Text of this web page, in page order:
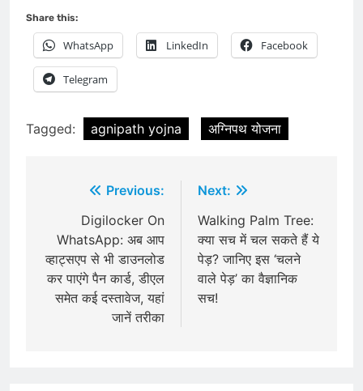
Share this:
WhatsApp LinkedIn Facebook
Telegram
Tagged: agnipath yojna अग्निपथ योजना
navigation
Previous:
Digilocker On
WhatsApp: अब आप
व्हाट्सएप से भी डाउनलोड
कर पाएंगे पैन कार्ड, डीएल
समेत कई दस्तावेज, यहां
जानें तरीका
Next:
Walking Palm Tree:
क्या सच में चल सकते हैं ये
पेड़? जानिए इस ‘चलने
वाले पेड़’ का वैज्ञानिक
सच!